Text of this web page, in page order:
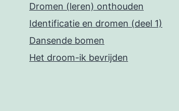
Dromen (leren) onthouden
Identificatie en dromen (deel 1)
Dansende bomen
Het droom-ik bevrijden